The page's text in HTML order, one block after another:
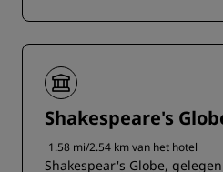
Shakespeare's
1.58 mi/2.54 km van het hotel
Shakespear's Globe,